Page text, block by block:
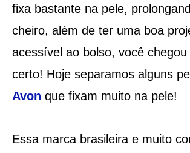
fixa bastante na pele,
cheiro, além de ter uma boa
acessível ao bolso, você chegou
certo! Hoje separamos alguns
Avon que fixam muito na pele!
Essa marca brasileira e muito